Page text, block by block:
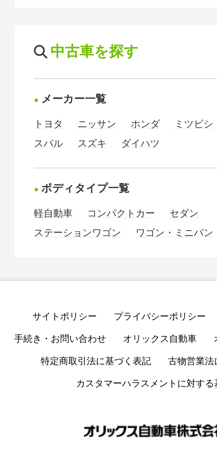
中古車を探す
メーカー一覧
トヨタ ニッサン ホンダ
ミツビシ
スバル
スズキ ダイハツ
ボディタイプ一覧
軽自動車 コンパクトカー
セダン
ステーションワゴン
ワゴン・ミニバン
サイトポリシー プライバシーポリシー
手続き・お問い合わせ オリックス自動車
特定商取引法に基づく表記 古物営業法
カスタマーハラスメントに対する